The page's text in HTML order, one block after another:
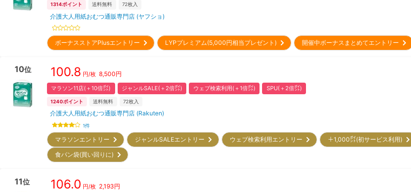
1314ポイント 送料無料 72枚入
介護大人用紙おむつ通販専門店 (ヤフショ)
ボーナスストアPlusエントリー LYPプレミアム(5,000円相当プレゼント) 開催中ボーナスまとめてエントリー
10位 100.8 円/枚 8,500円
マラソン11店(＋10倍㌽) ジャンルSALE(＋2倍㌽) ウェブ検索利用(＋1倍㌽) SPU(＋2倍㌽)
1240ポイント 送料無料 72枚入
介護大人用紙おむつ通販専門店 (Rakuten)
1件
マラソンエントリー ジャンルSALEエントリー ウェブ検索利用エントリー ＋1,000㌽(初サービス利用)
食パン袋(買い回りに)
11位 106.0 円/枚 2,193円